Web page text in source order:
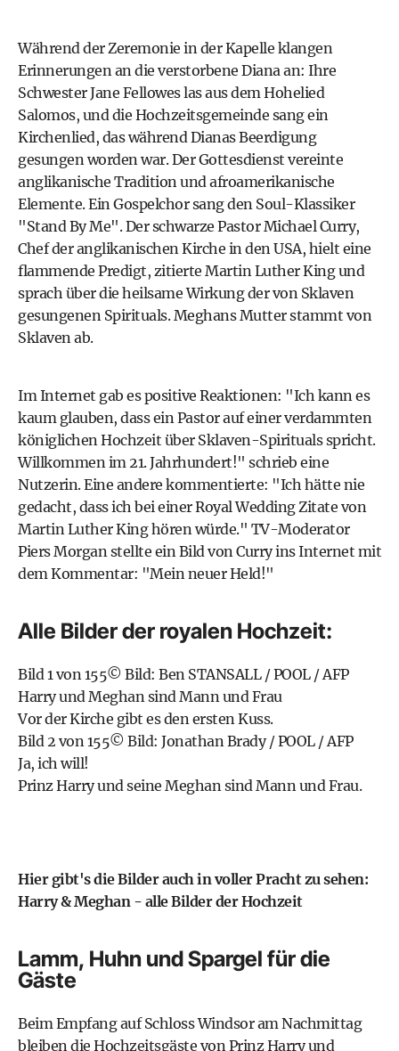
Während der Zeremonie in der Kapelle klangen
Erinnerungen an die verstorbene Diana an: Ihre
Schwester Jane Fellowes las aus dem Hohelied
Salomos, und die Hochzeitsgemeinde sang ein
Kirchenlied, das während Dianas Beerdigung
gesungen worden war. Der Gottesdienst vereinte
anglikanische Tradition und afroamerikanische
Elemente. Ein Gospelchor sang den Soul-Klassiker
"Stand By Me". Der schwarze Pastor Michael Curry,
Chef der anglikanischen Kirche in den USA, hielt eine
flammende Predigt, zitierte Martin Luther King und
sprach über die heilsame Wirkung der von Sklaven
gesungenen Spirituals. Meghans Mutter stammt von
Sklaven ab.
Im Internet gab es positive Reaktionen: "Ich kann es
kaum glauben, dass ein Pastor auf einer verdammten
königlichen Hochzeit über Sklaven-Spirituals spricht.
Willkommen im 21. Jahrhundert!" schrieb eine
Nutzerin. Eine andere kommentierte: "Ich hätte nie
gedacht, dass ich bei einer Royal Wedding Zitate von
Martin Luther King hören würde." TV-Moderator
Piers Morgan stellte ein Bild von Curry ins Internet mit
dem Kommentar: "Mein neuer Held!"
Alle Bilder der royalen Hochzeit:
Bild 1 von 155© Bild: Ben STANSALL / POOL / AFP
Harry und Meghan sind Mann und Frau
Vor der Kirche gibt es den ersten Kuss.
Bild 2 von 155© Bild: Jonathan Brady / POOL / AFP
Ja, ich will!
Prinz Harry und seine Meghan sind Mann und Frau.
Hier gibt's die Bilder auch in voller Pracht zu sehen:
Harry & Meghan - alle Bilder der Hochzeit
Lamm, Huhn und Spargel für die
Gäste
Beim Empfang auf Schloss Windsor am Nachmittag
bleiben die Hochzeitsgäste von Prinz Harry und